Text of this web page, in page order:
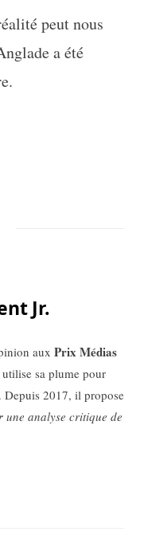
peut nous
a été
Jr.
aux Prix Médias
sa plume pour
Depuis 2017, il propose
une analyse critique de